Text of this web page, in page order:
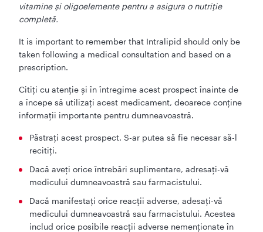
vitamine și oligoelemente pentru a asigura o nutriție
completă.
It is important to remember that Intralipid should only be
taken following a medical consultation and based on a
prescription.
Citiţi cu atenţie şi în întregime acest prospect înainte de
a începe să utilizaţi acest medicament, deoarece conţine
informaţii importante pentru dumneavoastră.
Păstraţi acest prospect. S-ar putea să fie necesar să-l
recitiţi.
Dacă aveţi orice întrebări suplimentare, adresaţi-vă
medicului dumneavoastră sau farmacistului.
Dacă manifestaţi orice reacţii adverse, adesaţi-vă
medicului dumneavoastră sau farmacistului. Acestea
includ orice posibile reacţii adverse nemenţionate în